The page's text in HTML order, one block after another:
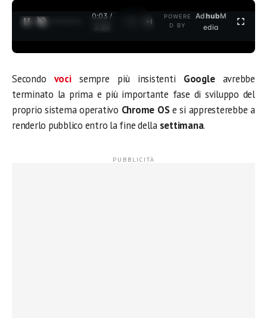
0:03 /
3:35
POWERE
D BY
AdhubM
edia
Secondo vocisempre più insistenti Google avrebbe
terminato la prima e più importante fase di sviluppo del
proprio sistema operativo Chrome OSe si appresterebbe a
renderlo pubblico entro la fine della settimana.